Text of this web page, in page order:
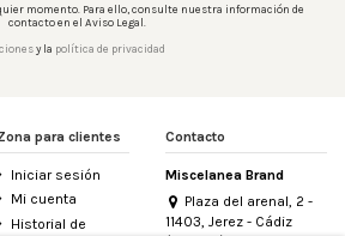
momento. Para ello, consulte nuestra información de
contacto en el Aviso Legal.
y la política de privacidad
para clientes
Iniciar sesión
Mi cuenta
Historial de
Contacto
Miscelanea Brand
Plaza del arenal, 2 -
11403, Jerez - Cádiz